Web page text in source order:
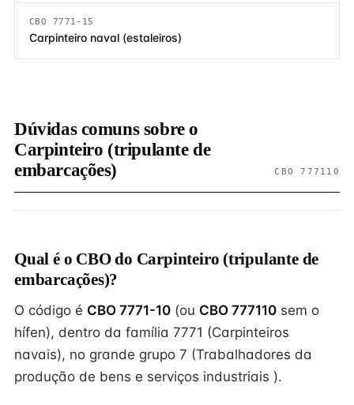
CBO 7771-15
Carpinteiro naval (estaleiros)
Dúvidas comuns sobre o
Carpinteiro (tripulante de
embarcações)
CBO 777110
Qual é o CBO do Carpinteiro (tripulante de
embarcações)?
O código é CBO 7771-10 (ou CBO 777110 sem o
hífen), dentro da família 7771 (Carpinteiros
navais), no grande grupo 7 (Trabalhadores da
produção de bens e serviços industriais ).